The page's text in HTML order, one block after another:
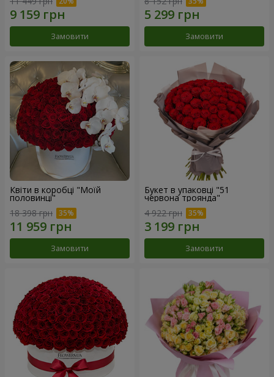
Замовити Замовити
Квіти в коробці "Моїй
половинці"
18 398 грн
Замовити
Букет в упаковці "51
червона троянда"
4 922 грн
Замовити